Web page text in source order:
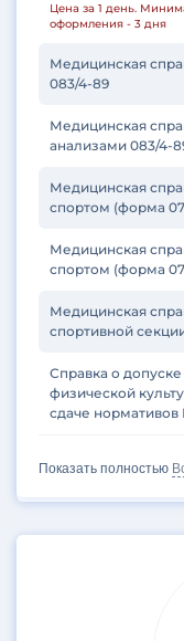
Цена за 1 день.
оформления - 3 дня
Медицинская
083/4-89
Медицинская
анализами 083/4-
Медицинская
спортом (форма
Медицинская
спортом (форма
Медицинская
спортивной
Справка о допуске
физической
сдаче нормативов
Показать полностью